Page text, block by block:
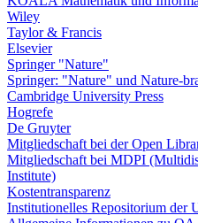
Wiley
Taylor & Francis
Elsevier
Springer "Nature"
Springer: "Nature" und Nature-
Cambridge University Press
Hogrefe
De Gruyter
Mitgliedschaft bei der Open
Mitgliedschaft bei MDPI
Institute)
Kostentransparenz
Institutionelles Repositorium der